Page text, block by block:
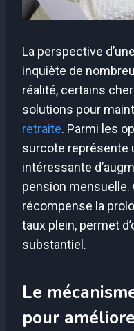
La perspective
inquiète de
réalité, certains
solutions pour
retraite. Parmi les
surcote représente
intéressante
pension mensuelle.
récompense la
taux plein, permet
substantiel.
Le
pour